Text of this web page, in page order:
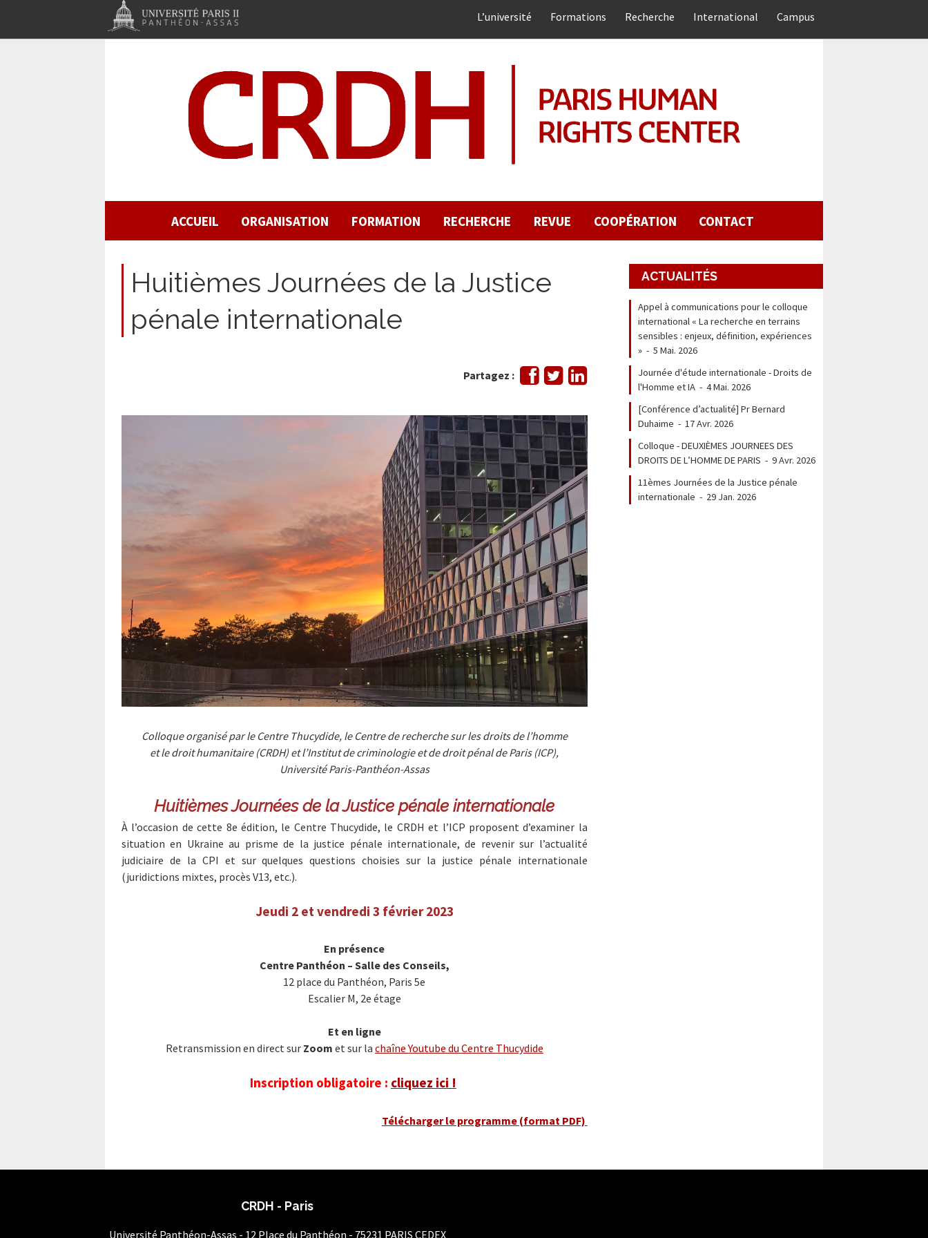
L’université Formations Recherche International Campus
ACCUEIL ORGANISATION FORMATION RECHERCHE REVUE COOPÉRATION CONTACT
Huitièmes Journées de la Justice
pénale internationale
Partagez :
Partager
sur
TweeterPartager
Colloque organisé par le Centre Thucydide, le Centre de recherche sur les droits de l’homme
et le droit humanitaire (CRDH) et l’Institut de criminologie et de droit pénal de Paris (ICP),
Université Paris-Panthéon-Assas
Huitièmes Journées de la Justice pénale internationale
À l’occasion de cette 8e édition, le Centre Thucydide, le CRDH et l’ICP proposent d’examiner la
situation en Ukraine au prisme de la justice pénale internationale, de revenir sur l’actualité
judiciaire de la CPI et sur quelques questions choisies sur la justice pénale internationale
(juridictions mixtes, procès V13, etc.).
Jeudi 2 et vendredi 3 février 2023
En présence
Centre Panthéon – Salle des Conseils,
12 place du Panthéon, Paris 5e
Escalier M, 2e étage
Et en ligne
Retransmission en direct sur Zoom et sur la chaîne Youtube du Centre Thucydide
Inscription obligatoire : cliquez ici !
Télécharger le programme (format PDF)
ACTUALITÉS
Appel à communications pour le colloque
international « La recherche en terrains
sensibles : enjeux, définition, expériences
» -5 Mai. 2026
Journée d'étude internationale - Droits de
l'Homme et IA -4 Mai. 2026
[Conférence d’actualité] Pr Bernard
Duhaime -17 Avr. 2026
Colloque - DEUXIÈMES JOURNEES DES
DROITS DE L’HOMME DE PARIS -9 Avr. 2026
11èmes Journées de la Justice pénale
internationale - 29 Jan. 2026
CRDH - Paris
Université Panthéon-Assas - 12 Place du Panthéon - 75231 PARIS CEDEX